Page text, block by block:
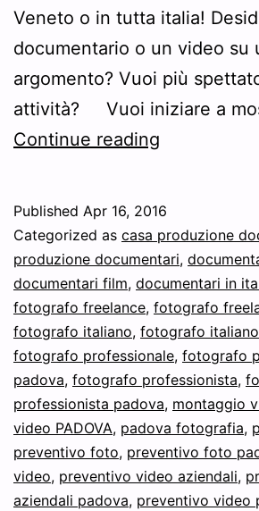
Veneto o in tutta italia!
documentario o un video su
argomento? Vuoi più
attività? Vuoi iniziare a
Continue reading
e
video
Padova
Published Apr 16, 2016
Categorized as casa produzione
produzione documentari,
documentari film, documentari in
fotografo freelance, fotografo
fotografo italiano, fotografo
fotografo professionale, fotografo
padova, fotografo professionista,
professionista padova, montaggio
video PADOVA, padova fotografia,
preventivo foto, preventivo foto
video, preventivo video aziendali,
aziendali padova, preventivo video